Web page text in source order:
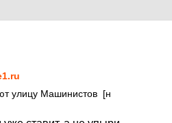
улицу Машинистов [н